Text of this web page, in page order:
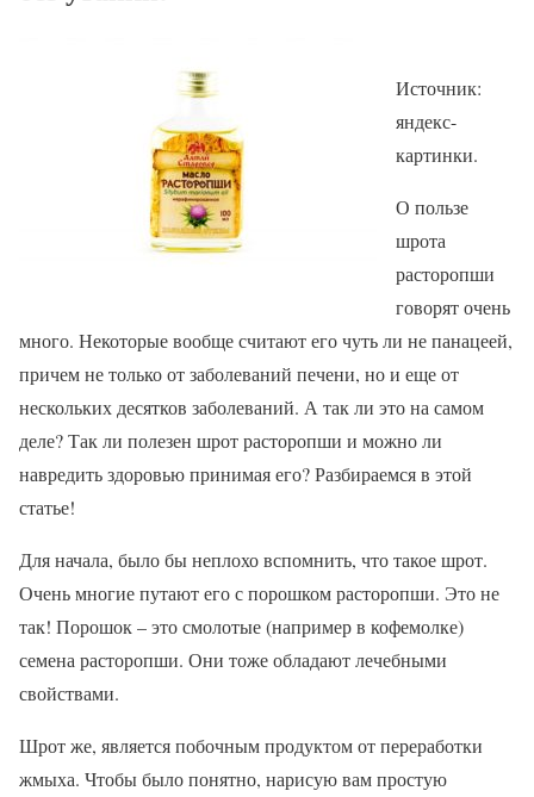
Источник:
яндекс-
картинки.
О пользе
шрота
расторопши
говорят очень
много. Некоторые вообще считают его чуть ли не панацеей,
причем не только от заболеваний печени, но и еще от
нескольких десятков заболеваний. А так ли это на самом
деле? Так ли полезен шрот расторопши и можно ли
навредить здоровью принимая его? Разбираемся в этой
статье!
Для начала, было бы неплохо вспомнить, что такое шрот.
Очень многие путают его с порошком расторопши. Это не
так! Порошок – это смолотые (например в кофемолке)
семена расторопши. Они тоже обладают лечебными
свойствами.
Шрот же, является побочным продуктом от переработки
жмыха. Чтобы было понятно, нарисую вам простую